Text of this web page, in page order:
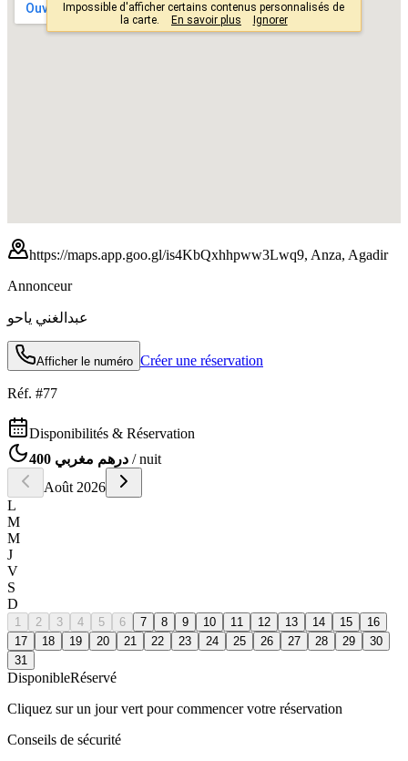
https://maps.app.goo.gl/is4KbQxhhpww3Lwq9, Anza, Agadir
Annonceur
عبدالغني ياحو
Afficher le numéro Créer une réservation
Réf. #77
Disponibilités & Réservation
400 درهم مغربي / nuit
Août 2026
L
M
M
J
V
S
D
1 2 3 4 5 6 7 8 9 10 11 12 13 14 15
16
17
18 19 20 21 22 23 24 25 26 27 28 29
30
31
DisponibleRéservé
Cliquez sur un jour vert pour commencer votre réservation
Conseils de sécurité